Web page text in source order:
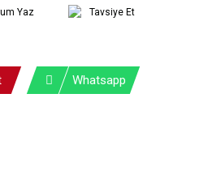
Yaz Tavsiye Et
Whatsapp